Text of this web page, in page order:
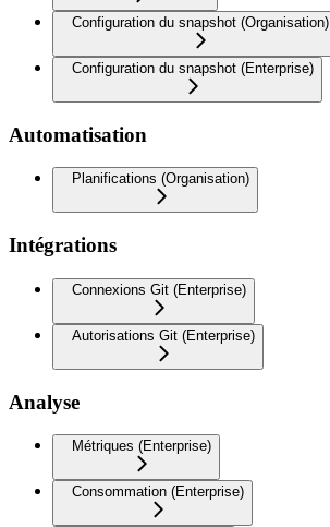
Configuration du snapshot (Organisation)
Configuration du snapshot (Enterprise)
Automatisation
Planifications (Organisation)
Intégrations
Connexions Git (Enterprise)
Autorisations Git (Enterprise)
Analyse
Métriques (Enterprise)
Consommation (Enterprise)